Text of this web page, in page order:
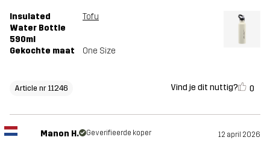
Insulated
Water Bottle
590ml
Tofu
Gekochte maat One Size
Article nr 11246 Vind je dit nuttig? 0
Manon H. Geverifieerde koper 12 april 2026